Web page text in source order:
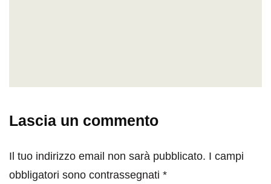
Lascia un commento
Il tuo indirizzo email non sarà pubblicato. I campi
obbligatori sono contrassegnati *